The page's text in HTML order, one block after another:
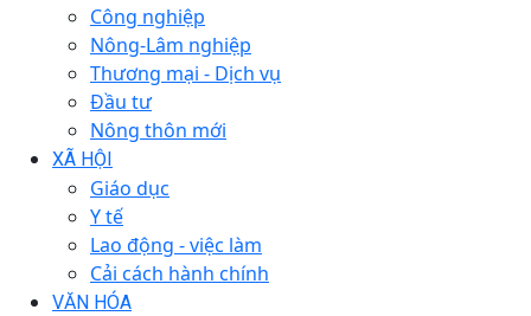
Công nghiệp
Nông-Lâm nghiệp
Thương mại - Dịch vụ
Đầu tư
Nông thôn mới
XÃ HỘI
Giáo dục
Y tế
Lao động - việc làm
Cải cách hành chính
VĂN HÓA